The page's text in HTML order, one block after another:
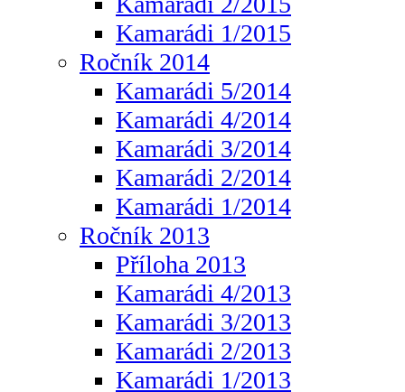
Kamarádi 1/2015
Ročník 2014
Kamarádi 5/2014
Kamarádi 4/2014
Kamarádi 3/2014
Kamarádi 2/2014
Kamarádi 1/2014
Ročník 2013
Příloha 2013
Kamarádi 4/2013
Kamarádi 3/2013
Kamarádi 2/2013
Kamarádi 1/2013